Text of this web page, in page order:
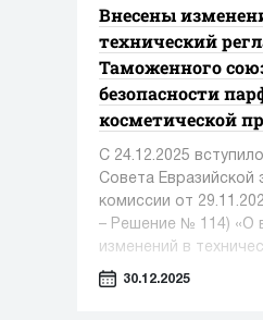
Внесены
технический
Таможенного
безопасности
косметической
С 24.12.2025
Совета Евразийской
комиссии от
– Решение № 114) «О
изменений в
Таможенного союза
30.12.2025